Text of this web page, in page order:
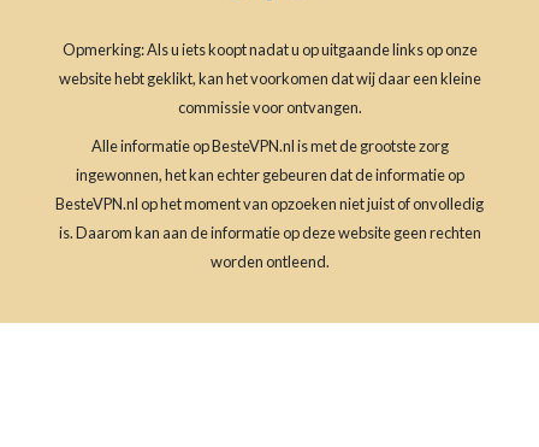
Opmerking: Als u iets koopt nadat u op uitgaande links op onze
website hebt geklikt, kan het voorkomen dat wij daar een kleine
commissie voor ontvangen.
Alle informatie op BesteVPN.nl is met de grootste zorg
ingewonnen, het kan echter gebeuren dat de informatie op
BesteVPN.nl op het moment van opzoeken niet juist of onvolledig
is. Daarom kan aan de informatie op deze website geen rechten
worden ontleend.